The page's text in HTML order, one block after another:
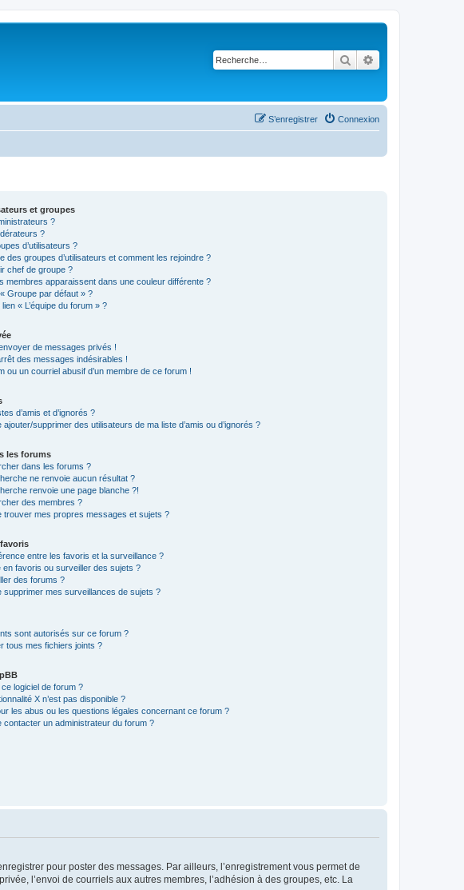
Rechercher
Connexion
S’enregistrer
et groupes
?
?
d’utilisateurs ?
des groupes d’utilisateurs et comment les rejoindre ?
chef de groupe ?
membres apparaissent dans une couleur différente ?
« Groupe par défaut » ?
« L’équipe du forum » ?
de messages privés !
des messages indésirables !
ou un courriel abusif d’un membre de ce forum !
d’amis et d’ignorés ?
ajouter/supprimer des utilisateurs de ma liste d’amis ou d’ignorés ?
les forums
dans les forums ?
ne renvoie aucun résultat ?
renvoie une page blanche ?!
des membres ?
trouver mes propres messages et sujets ?
entre les favoris et la surveillance ?
en favoris ou surveiller des sujets ?
des forums ?
supprimer mes surveillances de sujets ?
sont autorisés sur ce forum ?
tous mes fichiers joints ?
logiciel de forum ?
X n’est pas disponible ?
les abus ou les questions légales concernant ce forum ?
contacter un administrateur du forum ?
pour poster des messages. Par ailleurs, l’enregistrement vous permet de
l’envoi de courriels aux autres membres, l’adhésion à des groupes, etc. La